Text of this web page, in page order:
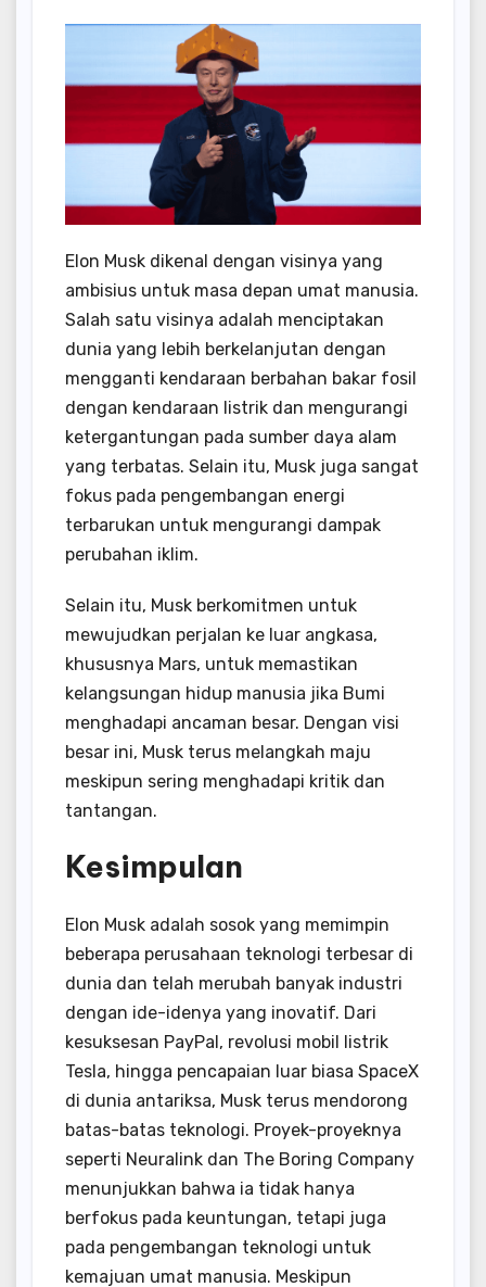
Elon Musk dikenal dengan visinya yang
ambisius untuk masa depan umat manusia.
Salah satu visinya adalah menciptakan
dunia yang lebih berkelanjutan dengan
mengganti kendaraan berbahan bakar fosil
dengan kendaraan listrik dan mengurangi
ketergantungan pada sumber daya alam
yang terbatas. Selain itu, Musk juga sangat
fokus pada pengembangan energi
terbarukan untuk mengurangi dampak
perubahan iklim.
Selain itu, Musk berkomitmen untuk
mewujudkan perjalan ke luar angkasa,
khususnya Mars, untuk memastikan
kelangsungan hidup manusia jika Bumi
menghadapi ancaman besar. Dengan visi
besar ini, Musk terus melangkah maju
meskipun sering menghadapi kritik dan
tantangan.
Kesimpulan
Elon Musk adalah sosok yang memimpin
beberapa perusahaan teknologi terbesar di
dunia dan telah merubah banyak industri
dengan ide-idenya yang inovatif. Dari
kesuksesan PayPal, revolusi mobil listrik
Tesla, hingga pencapaian luar biasa SpaceX
di dunia antariksa, Musk terus mendorong
batas-batas teknologi. Proyek-proyeknya
seperti Neuralink dan The Boring Company
menunjukkan bahwa ia tidak hanya
berfokus pada keuntungan, tetapi juga
pada pengembangan teknologi untuk
kemajuan umat manusia. Meskipun